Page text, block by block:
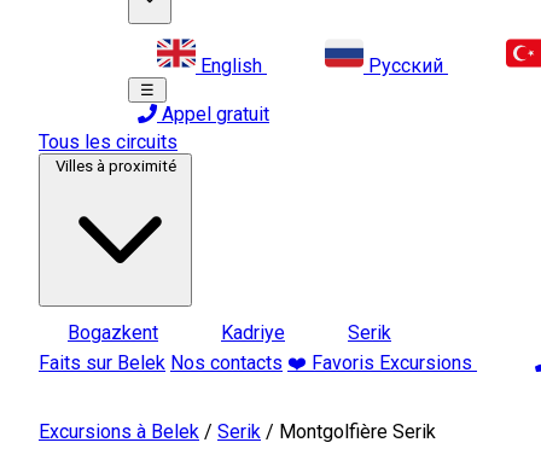
English Русский
☰
Appel gratuit
Tous les circuits
Villes à proximité
Bogazkent Kadriye
Serik
Faits sur Belek Nos contacts ❤️ Favoris Excursions
Excursions à Belek / Serik / Montgolfière Serik